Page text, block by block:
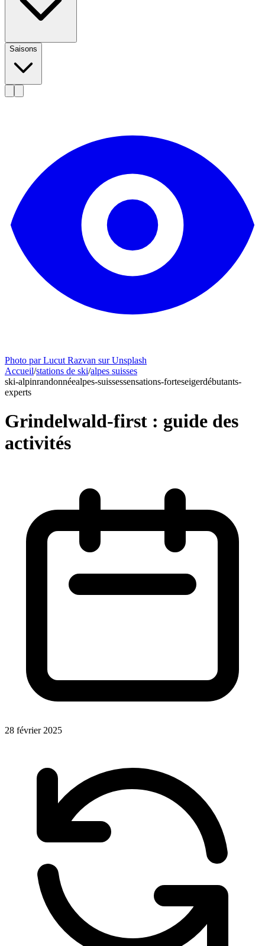
Saisons
Photo par Lucut Razvan sur Unsplash
Accueil/stations de ski/alpes suisses
ski-alpinrandonnéealpes-suissessensations-forteseigerdébutants-
experts
Grindelwald-first : guide des
activités
28 février 2025